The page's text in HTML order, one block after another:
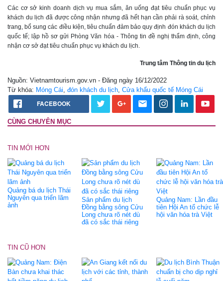
Các cơ sở kinh doanh dịch vụ mua sắm, ăn uống đạt tiêu chuẩn phục vụ
khách du lịch đã được công nhận nhưng đã hết hạn cần phải rà soát, chỉnh
trang, bổ sung các điều kiện, tiêu chuẩn đảm bảo quy định đón khách du lịch
quốc tế; lập hồ sơ gửi Phòng Văn hóa - Thông tin đề nghị thẩm định, công
nhận cơ sở đạt tiêu chuẩn phục vụ khách du lịch.
Trung tâm Thông tin du lịch
Nguồn: Vietnamtourism.gov.vn - Đăng ngày 16/12/2022
Từ khóa: Móng Cái, đón khách du lịch, Cửa khẩu quốc tế Móng Cái
FACEBOOK
CÙNG CHUYÊN MỤC
TIN MỚI HƠN
Quảng bá du lịch Thái
Nguyên qua triển lãm
ảnh
Sản phẩm du lịch
Đồng bằng sông Cửu
Long chưa rõ nét dù
đã có sắc thái riêng
Quảng Nam: Lần đầu
tiên Hội An tổ chức lễ
hội văn hóa trà Việt
TIN CŨ HƠN